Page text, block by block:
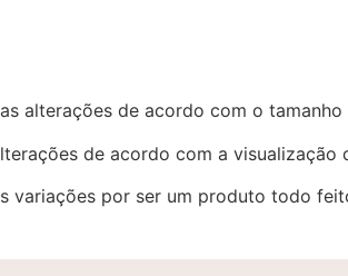
alterações de acordo com o tamanho
de acordo com a visualização
variações por ser um produto todo